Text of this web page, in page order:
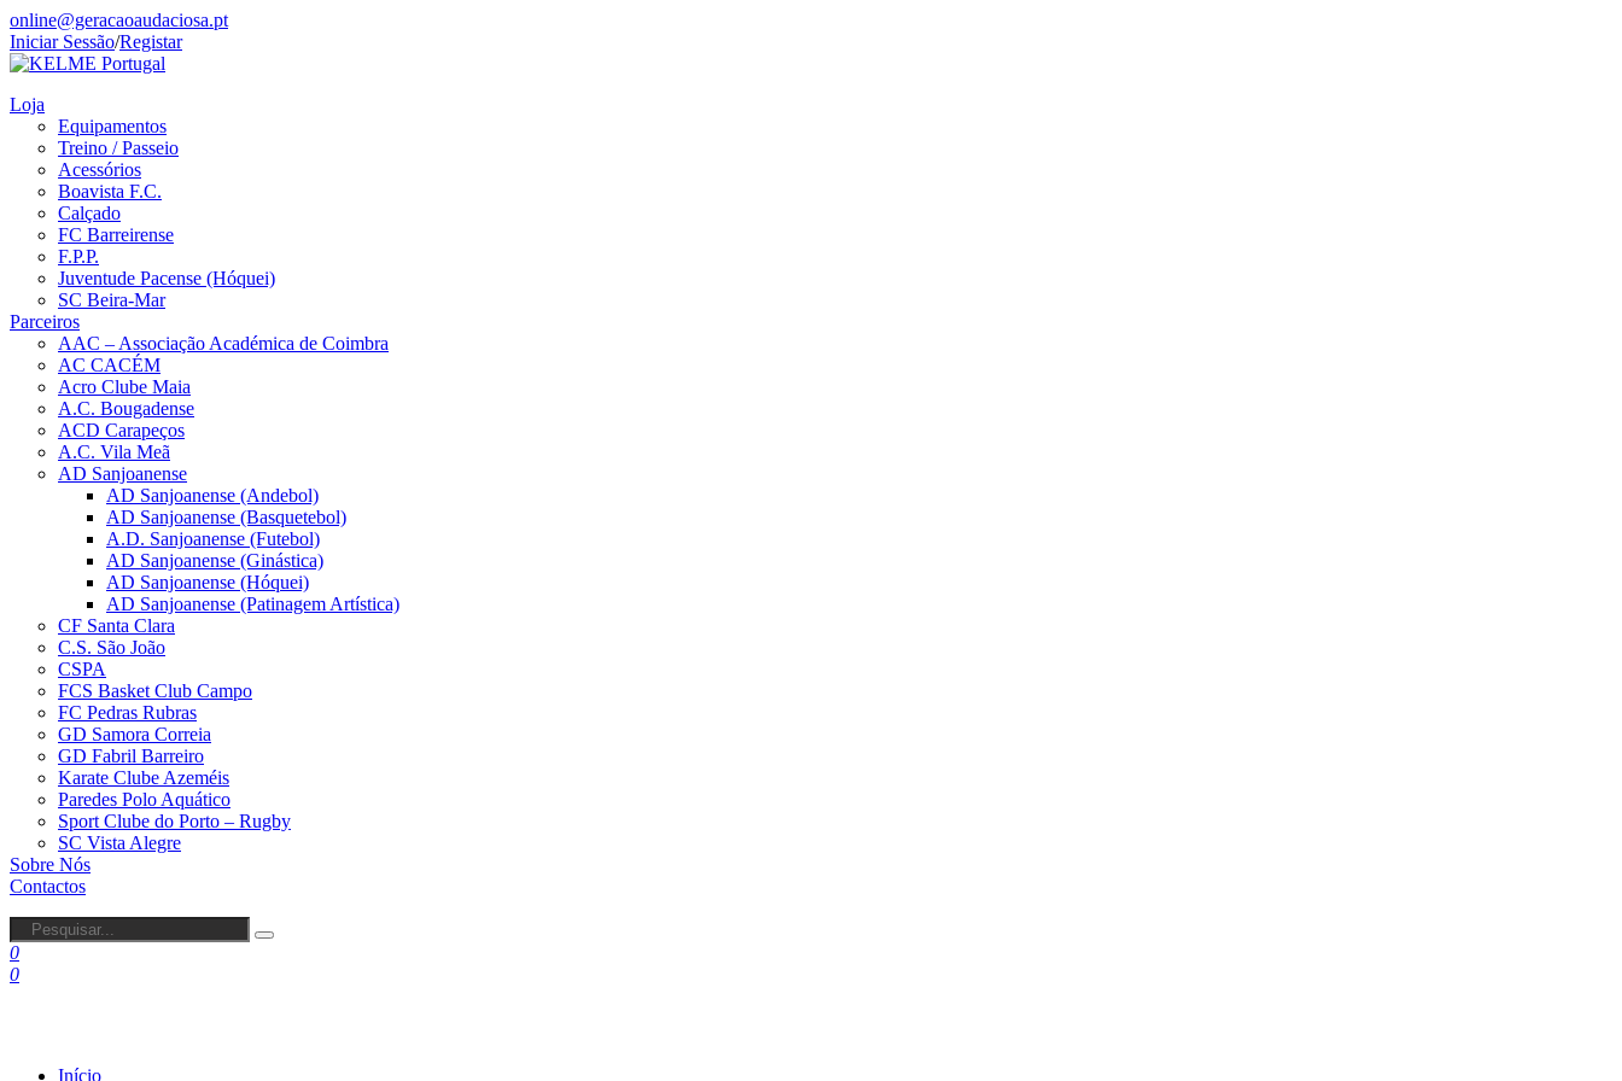
online@geracaoaudaciosa.pt
Iniciar Sessão/Registar
Loja
Equipamentos
Treino / Passeio
Acessórios
Boavista F.C.
Calçado
FC Barreirense
F.P.P.
Juventude Pacense (Hóquei)
SC Beira-Mar
Parceiros
AAC – Associação Académica de Coimbra
AC CACÉM
Acro Clube Maia
A.C. Bougadense
ACD Carapeços
A.C. Vila Meã
AD Sanjoanense
AD Sanjoanense (Andebol)
AD Sanjoanense (Basquetebol)
A.D. Sanjoanense (Futebol)
AD Sanjoanense (Ginástica)
AD Sanjoanense (Hóquei)
AD Sanjoanense (Patinagem Artística)
CF Santa Clara
C.S. São João
CSPA
FCS Basket Club Campo
FC Pedras Rubras
GD Samora Correia
GD Fabril Barreiro
Karate Clube Azeméis
Paredes Polo Aquático
Sport Clube do Porto – Rugby
SC Vista Alegre
Sobre Nós
Contactos
0
0
Início